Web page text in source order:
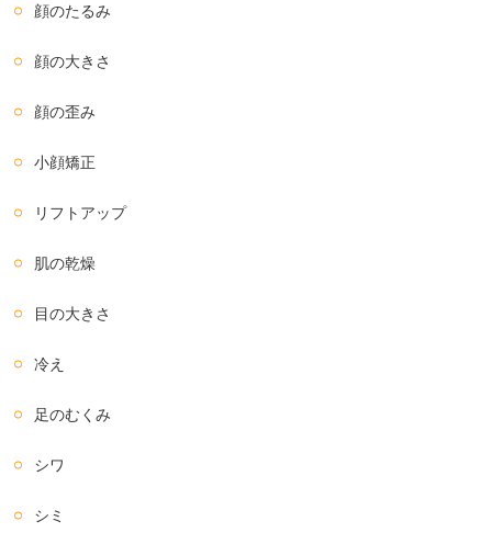
顔のたるみ
顔の大きさ
顔の歪み
小顔矯正
リフトアップ
肌の乾燥
目の大きさ
冷え
足のむくみ
シワ
シミ